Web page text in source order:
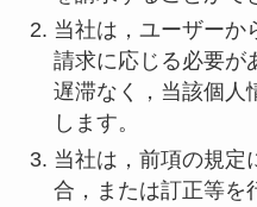
当社は，ユーザーか
請求に応じる必要が
遅滞なく，当該個人
します。
当社は，前項の規定
合，または訂正等を